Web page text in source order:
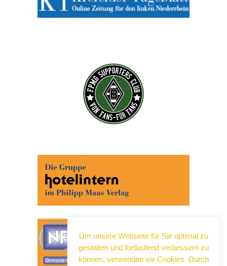
Um unsere Webseite für Sie optimal zu
gestalten und fortlaufend verbessern zu
können, verwenden wir Cookies. Durch